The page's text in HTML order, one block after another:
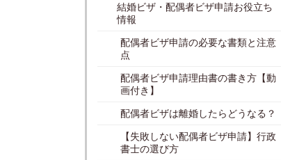
結婚ビザ・配偶者ビザ申請お役立ち
情報
配偶者ビザ申請の必要な書類と注意
点
配偶者ビザ申請理由書の書き方【動
画付き】
配偶者ビザは離婚したらどうなる？
【失敗しない配偶者ビザ申請】行政
書士の選び方